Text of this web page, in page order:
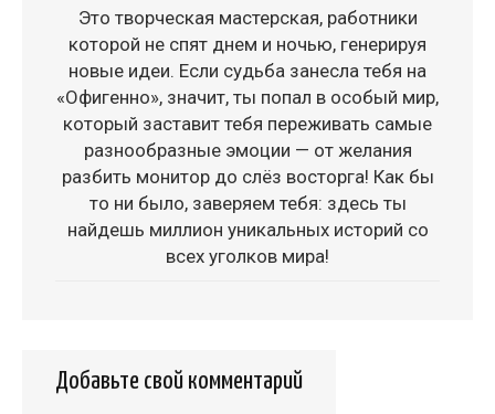
Это творческая мастерская, работники
которой не спят днем и ночью, генерируя
новые идеи. Если судьба занесла тебя на
«Офигенно», значит, ты попал в особый мир,
который заставит тебя переживать самые
разнообразные эмоции — от желания
разбить монитор до слёз восторга! Как бы
то ни было, заверяем тебя: здесь ты
найдешь миллион уникальных историй со
всех уголков мира!
Добавьте свой комментарий